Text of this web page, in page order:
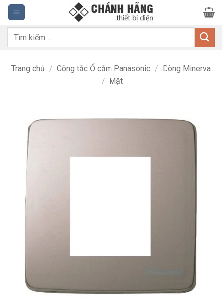
Bỏ
qua
nội
dung
Tìm
Trang chủ / Công tắc Ổ cắm Panasonic / Dòng Minerva
/ Mặt